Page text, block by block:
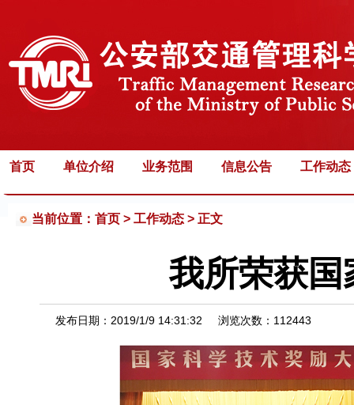
首页 单位介绍 业务范围 信息公告 工作动态
当前位置：首页 > 工作动态 > 正文
我所荣获
发布日期： 2019/1/9 14:31:32 浏览次数： 112443